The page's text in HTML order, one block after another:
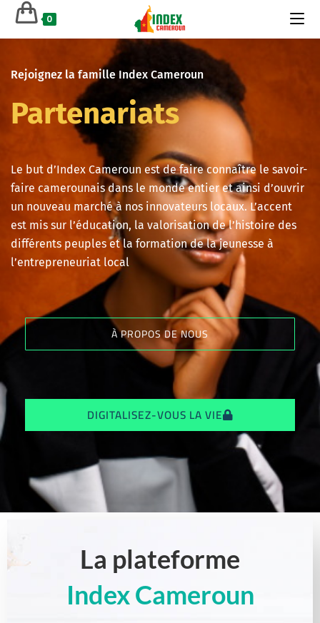
0
Rejoignez la famille Index Cameroun
Partenariats
Le but d’Index Cameroun est de faire connaître le savoir-
faire camerounais dans le monde entier et ainsi d’ouvrir
un nouveau marché à nos innovateurs locaux. L’accent
est mis sur l’éducation, la valorisation de l’histoire des
différents peuples et la formation de la jeunesse à
l’entrepreneuriat local
À PROPOS DE NOUS
DIGITALISEZ-VOUS LA VIE
La plateforme
Index Cameroun